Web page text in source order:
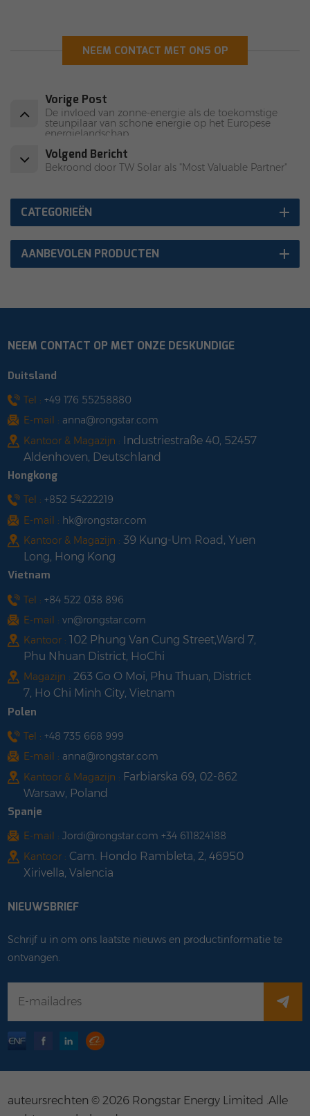
NEEM CONTACT MET ONS OP
Vorige Post
De invloed van zonne-energie als de toekomstige
steunpilaar van schone energie op het Europese
energielandschap
Volgend Bericht
Bekroond door TW Solar als "Most Valuable Partner"
CATEGORIEËN
AANBEVOLEN PRODUCTEN
NEEM CONTACT OP MET ONZE DESKUNDIGE
Duitsland
Tel : +49 176 55258880
E-mail : anna@rongstar.com
Kantoor & Magazijn : Industriestraße 40, 52457
Aldenhoven, Deutschland
Hongkong
Tel : +852 54222219
E-mail : hk@rongstar.com
Kantoor & Magazijn : 39 Kung-Um Road, Yuen
Long, Hong Kong
Vietnam
Tel : +84 522 038 896
E-mail : vn@rongstar.com
Kantoor : 102 Phung Van Cung Street,Ward 7,
Phu Nhuan District, HoChi
Magazijn : 263 Go O Moi, Phu Thuan, District
7, Ho Chi Minh City, Vietnam
Polen
Tel : +48 735 668 999
E-mail : anna@rongstar.com
Kantoor & Magazijn : Farbiarska 69, 02-862
Warsaw, Poland
Spanje
E-mail : Jordi@rongstar.com +34 611824188
Kantoor : Cam. Hondo Rambleta, 2, 46950
Xirivella, Valencia
NIEUWSBRIEF
Schrijf u in om ons laatste nieuws en productinformatie te
ontvangen.
auteursrechten © 2026 Rongstar Energy Limited .Alle